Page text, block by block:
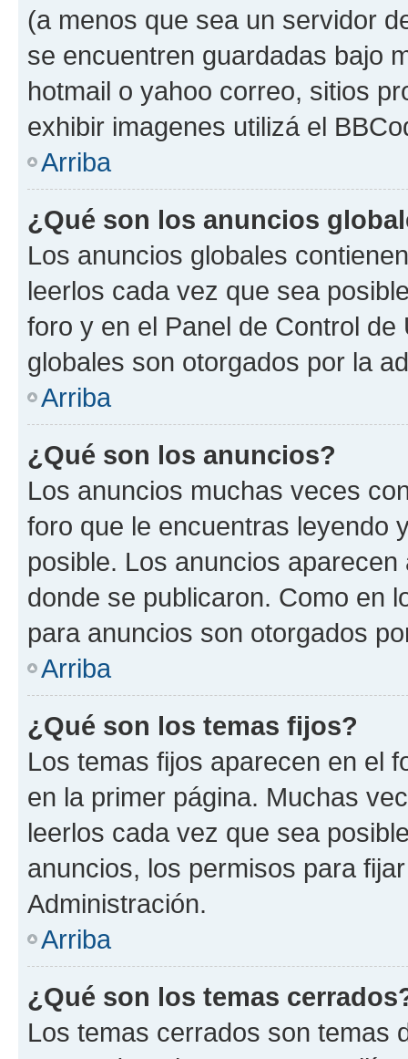
(a menos que sea un servidor
se encuentren guardadas bajo
hotmail o yahoo correo, sitios
exhibir imagenes utilizá el
Arriba
¿Qué son los anuncios
Los anuncios globales
leerlos cada vez que sea
foro y en el Panel de Control
globales son otorgados por la
Arriba
¿Qué son los anuncios?
Los anuncios muchas veces
foro que le encuentras leyendo
posible. Los anuncios
donde se publicaron. Como en
para anuncios son otorgados
Arriba
¿Qué son los temas fijos?
Los temas fijos aparecen en el
en la primer página. Muchas
leerlos cada vez que sea
anuncios, los permisos para
Administración.
Arriba
¿Qué son los temas
Los temas cerrados son temas